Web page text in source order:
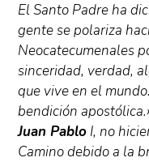
El Santo Padre ha
gente se polariza
Neocatecumenales
sinceridad, verdad,
que vive en el
bendición
Juan Pablo I, no
Camino debido a la